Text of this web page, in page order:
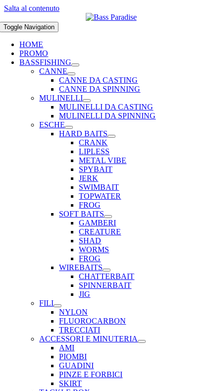
Salta al contenuto
Toggle Navigation
HOME
PROMO
BASSFISHING
CANNE
CANNE DA CASTING
CANNE DA SPINNING
MULINELLI
MULINELLI DA CASTING
MULINELLI DA SPINNING
ESCHE
HARD BAITS
CRANK
LIPLESS
METAL VIBE
SPYBAIT
JERK
SWIMBAIT
TOPWATER
FROG
SOFT BAITS
GAMBERI
CREATURE
SHAD
WORMS
FROG
WIREBAITS
CHATTERBAIT
SPINNERBAIT
JIG
FILI
NYLON
FLUOROCARBON
TRECCIATI
ACCESSORI E MINUTERIA
AMI
PIOMBI
GUADINI
PINZE E FORBICI
SKIRT